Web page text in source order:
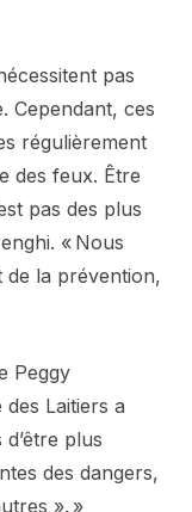
pas
Cependant, ces
régulièrement
des feux. Être
pas des plus
« Nous
de la prévention,
Peggy
Laitiers a
plus
des dangers,
». »